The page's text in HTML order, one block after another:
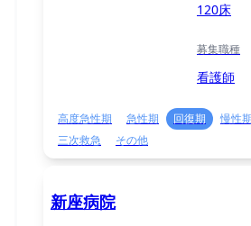
120床
募集職種
看護師
高度急性期 急性期 回復期 慢性期
三次救急
その他
新座病院